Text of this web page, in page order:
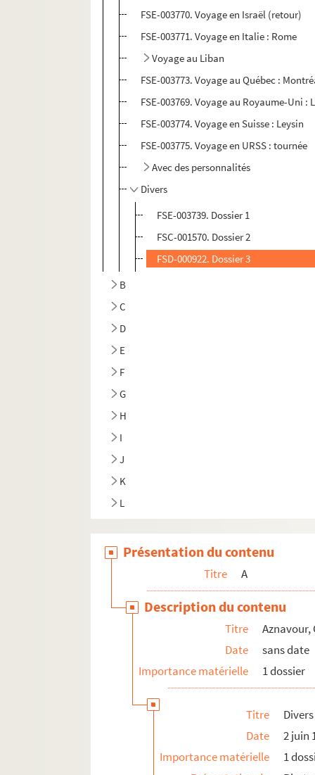
FSE-003770. Voyage en Israël (retour)
FSE-003771. Voyage en Italie : Rome
Voyage au Liban
FSE-003773. Voyage au Québec :
FSE-003769. Voyage au Royaume-Uni :
FSE-003774. Voyage en Suisse : Leysin
FSE-003775. Voyage en URSS : tournée
Avec des personnalités
Divers
FSE-003739. Dossier 1
FSC-001570. Dossier 2
FSD-000922. Dossier 3
B
C
D
E
F
G
H
I
J
K
L
Présentation du contenu
Titre A
Description du contenu
Titre
Aznavour,
Date
sans date
Importance matérielle
1 dossier
Titre
Divers
Date
2 juin
Importance matérielle
1